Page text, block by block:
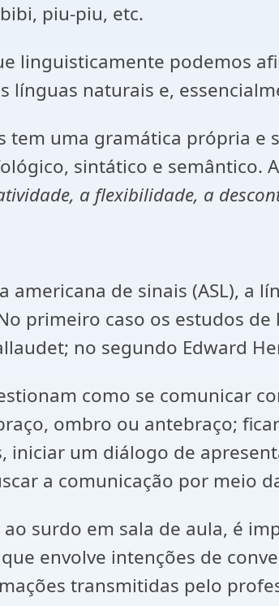
piu-piu, etc.
linguisticamente podemos
línguas naturais e,
tem uma gramática própria e
sintático e semântico.
a flexibilidade, a
americana de sinais (ASL), a
primeiro caso os estudos
no segundo Edward
como se comunicar
ombro ou antebraço;
iniciar um diálogo de
a comunicação por meio
surdo em sala de aula, é
envolve intenções de
transmitidas pelo